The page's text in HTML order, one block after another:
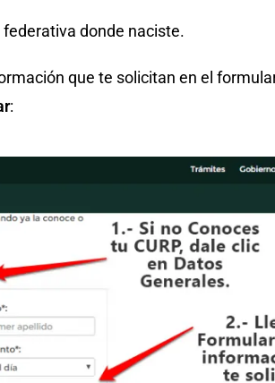
donde naciste.
que te solicitan en el
: